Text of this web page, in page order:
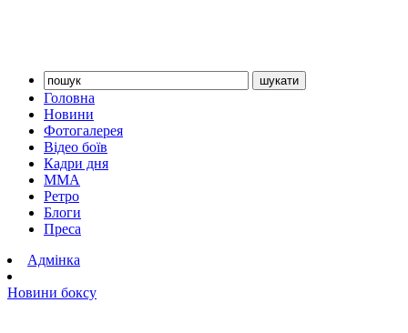
Головна
Новини
Фотогалерея
Відео боїв
Кадри дня
ММА
Ретро
Блоги
Преса
Адмінка
Новини боксу